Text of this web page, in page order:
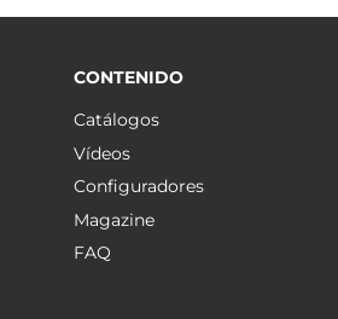
CONTENIDO
Catálogos
Vídeos
Configuradores
Magazine
FAQ